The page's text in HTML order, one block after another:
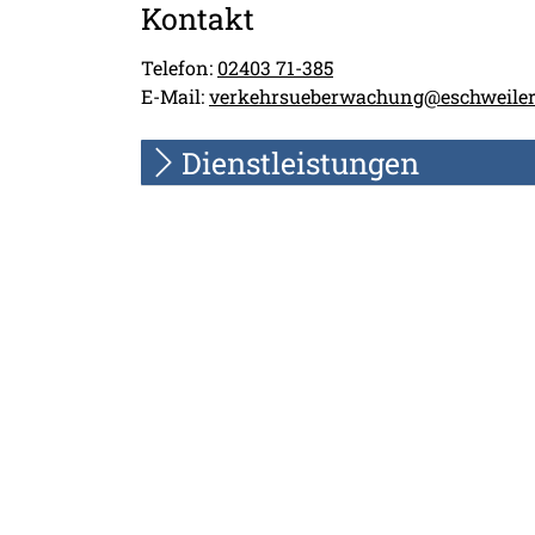
Kontakt
Telefon: 02403 71-385
E-Mail:
Dienstleistungen